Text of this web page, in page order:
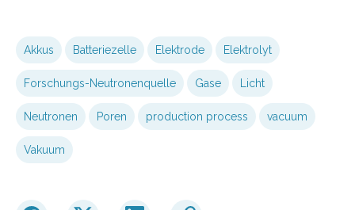
Akkus Batteriezelle Elektrode Elektrolyt
Forschungs-Neutronenquelle Gase Licht
Neutronen Poren production process vacuum
Vakuum